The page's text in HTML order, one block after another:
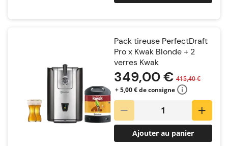
Pack tireuse PerfectDraft
Pro x Kwak Blonde + 2
verres Kwak
349,00 € 415,40 €
+ 5,00 € de consigne
Ajouter au panier